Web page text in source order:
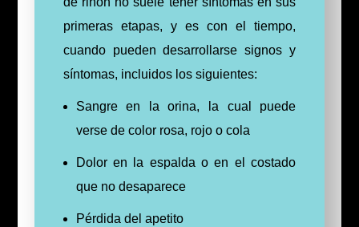
primeras etapas, y es con el tiempo,
cuando pueden desarrollarse signos y
síntomas, incluidos los siguientes:
Sangre en la orina, la cual puede
verse de color rosa, rojo o cola
Dolor en la espalda o en el costado
que no desaparece
Pérdida del apetito